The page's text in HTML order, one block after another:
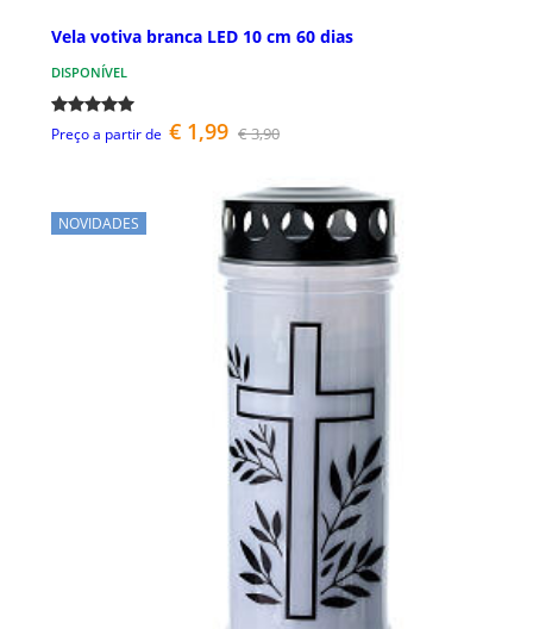
Vela votiva branca LED 10 cm 60 dias
DISPONÍVEL
Preço a partir de € 1,99 € 3,90
NOVIDADES